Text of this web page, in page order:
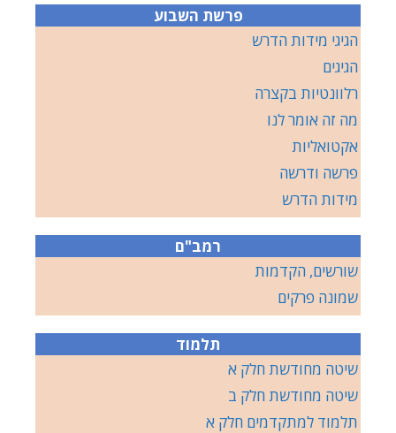
פרשת השבוע
הגיגי מידות הדרש
הגיגים
רלוונטיות בקצרה
מה זה אומר לנו
אקטואליות
פרשה ודרשה
מידות הדרש
רמב"ם
שורשים, הקדמות
שמונה פרקים
תלמוד
שיטה מחודשת חלק א
שיטה מחודשת חלק ב
תלמוד למתקדמים חלק א